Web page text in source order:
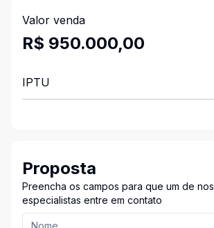
Valor venda
R$ 950.000,00
IPTU
Proposta
Preencha os campos para que um de
especialistas entre em contato